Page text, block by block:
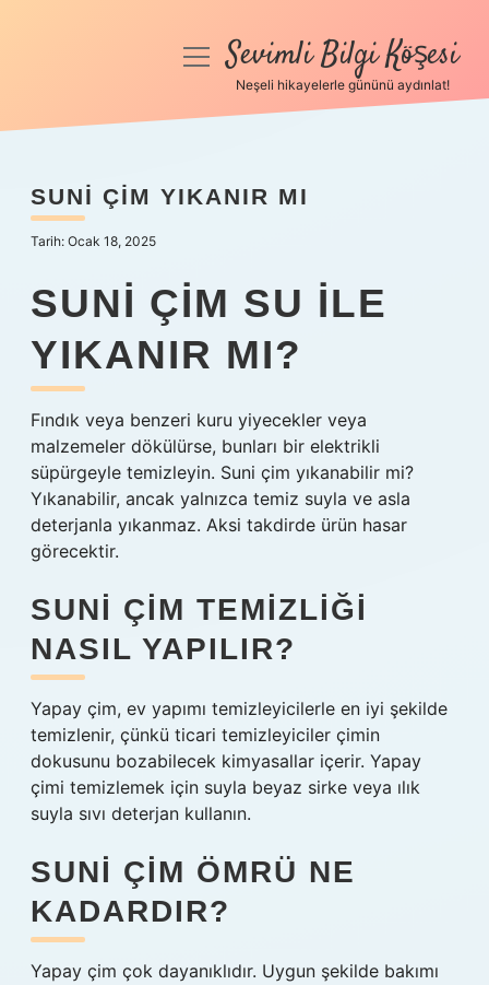
Anasayfa
Yasal Uyarı
menüyüSevimli Bilgi Köşesi
Neşeli hikayelerle gününü aydınlat!
SUNI ÇIM YIKANIR MI
Tarih: Ocak 18, 2025
SUNI ÇIM SU ILE
YIKANIR MI?
Fındık veya benzeri kuru yiyecekler veya
malzemeler dökülürse, bunları bir elektrikli
süpürgeyle temizleyin. Suni çim yıkanabilir mi?
Yıkanabilir, ancak yalnızca temiz suyla ve asla
deterjanla yıkanmaz. Aksi takdirde ürün hasar
görecektir.
SUNI ÇIM TEMIZLIĞI
NASIL YAPILIR?
Yapay çim, ev yapımı temizleyicilerle en iyi şekilde
temizlenir, çünkü ticari temizleyiciler çimin
dokusunu bozabilecek kimyasallar içerir. Yapay
çimi temizlemek için suyla beyaz sirke veya ılık
suyla sıvı deterjan kullanın.
SUNI ÇIM ÖMRÜ NE
KADARDIR?
Yapay çim çok dayanıklıdır. Uygun şekilde bakımı